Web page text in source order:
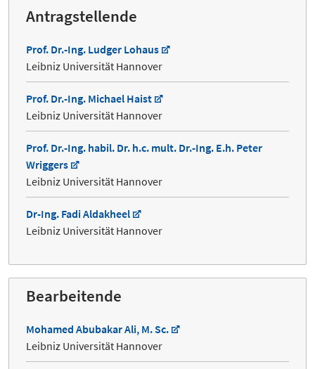
Antragstellende
Prof. Dr.-Ing. Ludger Lohaus
Leibniz Universität Hannover
Prof. Dr.-Ing. Michael Haist
Leibniz Universität Hannover
Prof. Dr.-Ing. habil. Dr. h.c. mult. Dr.-Ing. E.h. Peter
Wriggers
Leibniz Universität Hannover
Dr-Ing. Fadi Aldakheel
Leibniz Universität Hannover
Bearbeitende
Mohamed Abubakar Ali, M. Sc.
Leibniz Universität Hannover